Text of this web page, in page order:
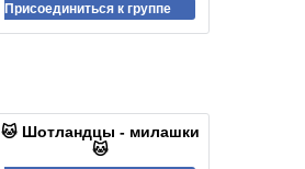
Присоединиться к группе
🐱 Шотландцы - милашки
🐱